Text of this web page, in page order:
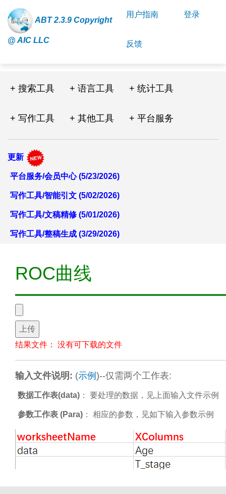
ABT 2.3.9 Copyright
@ AIC LLC
用户指南 登录
反馈
+ 搜索工具 + 语言工具 + 统计工具
+ 写作工具 + 其他工具 + 平台服务
更新
平台服务/会员中心 (5/23/2026)
写作工具/智能引文 (5/02/2026)
写作工具/文稿精修 (5/01/2026)
写作工具/整稿生成 (3/29/2026)
ROC曲线
上传
结果文件： 没有可下载的文件
输入文件说明: (示例 )--仅需两个工作表:
数据工作表(data) ： 要处理的数据，见上面输入文件示例
参数工作表 (Para) ： 相应的参数，见如下输入参数示例